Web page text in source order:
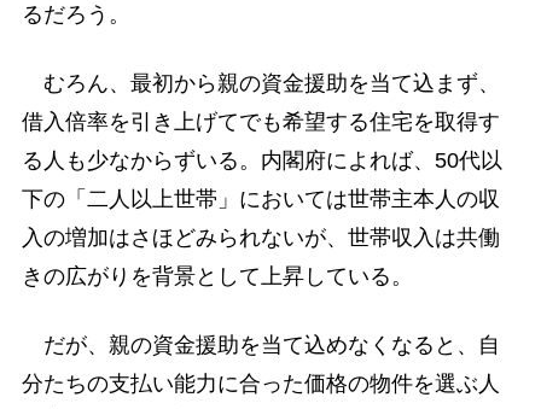
るだろう。
むろん、最初から親の資金援助を当て込まず、
借入倍率を引き上げてでも希望する住宅を取得す
る人も少なからずいる。内閣府によれば、50代以
下の「二人以上世帯」においては世帯主本人の収
入の増加はさほどみられないが、世帯収入は共働
きの広がりを背景として上昇している。
だが、親の資金援助を当て込めなくなると、自
分たちの支払い能力に合った価格の物件を選ぶ人